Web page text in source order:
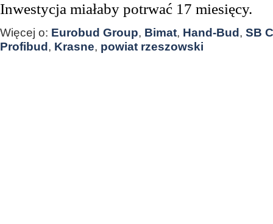
Inwestycja miałaby potrwać 17 miesięcy.
Więcej o: Eurobud Group, Bimat, Hand-Bud , SB
Profibud , Krasne, powiat rzeszowski